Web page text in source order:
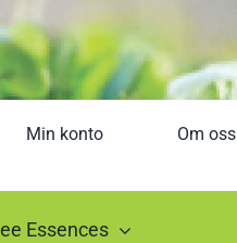
Min konto Om oss
Essences